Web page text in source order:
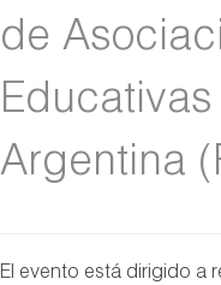
de
Argentina
El evento está dirigido a